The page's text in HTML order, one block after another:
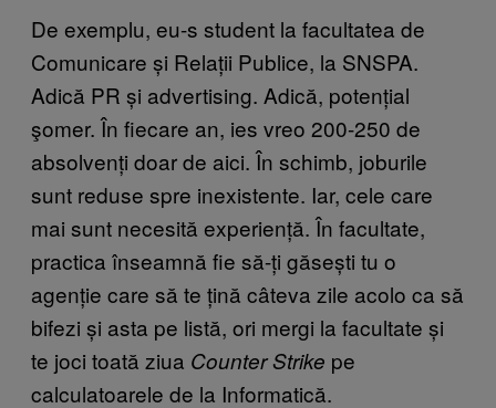
De exemplu, eu-s student la facultatea de
Comunicare și Relații Publice, la SNSPA.
Adică PR și advertising. Adică, potențial
şomer. În fiecare an, ies vreo 200-250 de
absolvenți doar de aici. În schimb, joburile
sunt reduse spre inexistente. Iar, cele care
mai sunt necesită experiență. În facultate,
practica înseamnă fie să-ți găsești tu o
agenție care să te țină câteva zile acolo ca să
bifezi și asta pe listă, ori mergi la facultate și
te joci toată ziua Counter Strike pe
calculatoarele de la Informatică.